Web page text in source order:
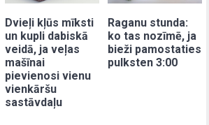
Dvieļi kļūs mīksti
un kupli dabiskā
veidā, ja veļas
mašīnai
pievienosi vienu
vienkāršu
sastāvdaļu
Raganu stunda:
ko tas nozīmē, ja
bieži pamostaties
pulksten 3:00